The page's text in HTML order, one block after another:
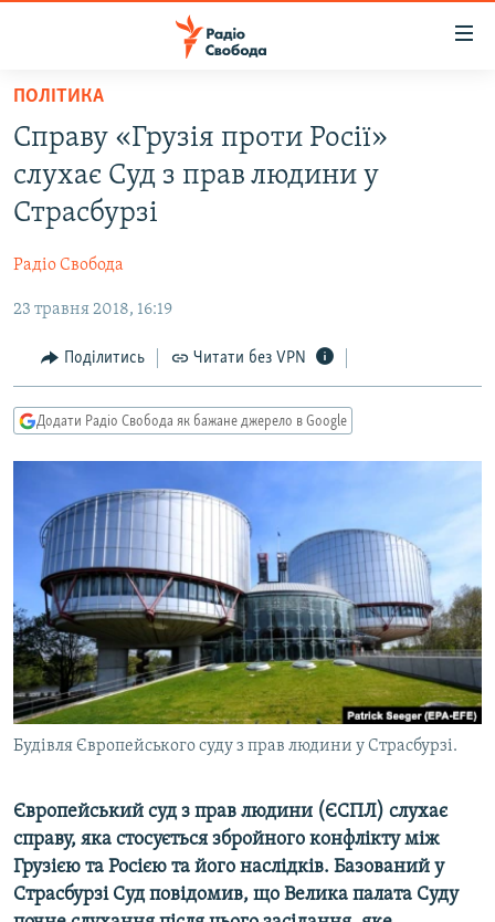
Перейти
основного
матеріалу
Перейти
до
основної
Перейти
пошуку
ВСЕ ЗА ДОБУ
СТАТТІ
ЕКОНОМІКА
СУСПІЛЬСТВО
КУЛЬТУРА
УКРАЇНА
РОСІЙСЬКА «ФІЛЬТРАЦІЯ»
ДОНБАС.РЕАЛІЇ
КРИМ.РЕАЛІЇ
СХЕМИ
МУЛЬТИМЕДІА
ФОТО
СПЕЦПРОЄКТИ
ПОДКАСТИ
КРИМ РЕАЛІЇ
РУС
КТАТ
ДОЛУЧАЙСЯ!
ПОЛІТИКА
Справу «Грузія проти Росії»
слухає Суд з прав людини у
Страсбурзі
Радіо Свобода
23 травня 2018, 16:19
Поділитись Читати без VPN
Додати Радіо Свобода як бажане джерело в Google
Будівля Європейського суду з прав людини у Страсбурзі.
Європейський суд з прав людини (ЄСПЛ) слухає
справу, яка стосується збройного конфлікту між
Грузією та Росією та його наслідків. Базований у
Страсбурзі Суд повідомив, що Велика палата Суду